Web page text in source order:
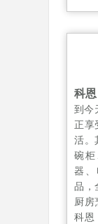
科恩
到今
正享
活。
碗
器
品，
厨房
科恩